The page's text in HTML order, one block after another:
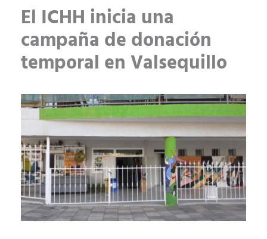
El ICHH inicia una
campaña de donación
temporal en Valsequillo